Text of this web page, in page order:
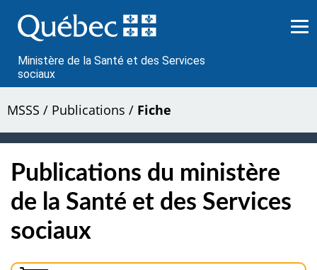
au
contenu
Ministère de la Santé et des Services
sociaux
MSSS / Publications / Fiche
Publications du ministère
de la Santé et des Services
sociaux